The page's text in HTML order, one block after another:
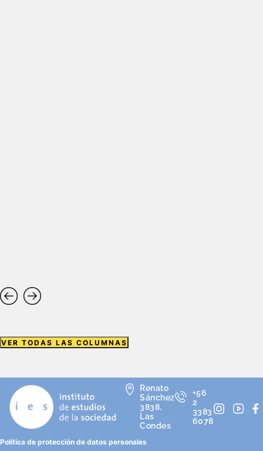
VER TODAS LAS COLUMNAS
Renato
Sánchez
3838,
Las
Condes
+56
2
3383
6078
Política de protección de datos personales